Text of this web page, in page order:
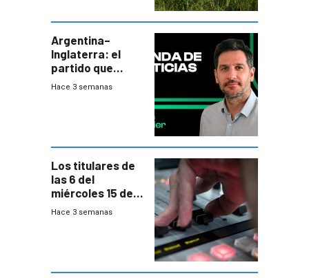
departamental
Argentina–
Inglaterra: el
partido que
nunca termina
Hace 3 semanas
Los titulares de
las 6 del
miércoles 15 de
julio de 2026
Hace 3 semanas